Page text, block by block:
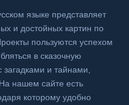
языке представляет
и достойных картин по
пользуются успехом
в сказочную
загадками и тайнами,
нашем сайте есть
которому удобно